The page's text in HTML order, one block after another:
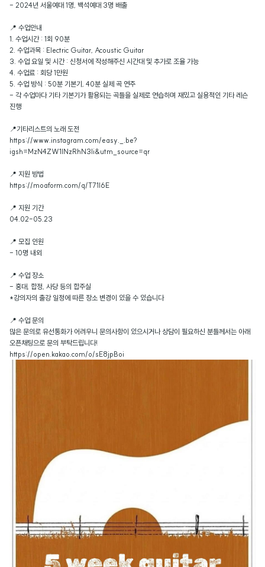
- 2024년 서울예대 1명, 백석예대 3명 배출
📍 수업안내
1. 수업시간 : 1회 90분
2. 수업과목 : Electric Guitar, Acoustic Guitar
3. 수업 요일 및 시간 : 신청서에 작성해주신 시간대 및 추가로 조율 가능
4. 수업료 : 회당 1만원
5. 수업 방식 : 50분 기본기, 40분 실제 곡 연주
- 각 수업마다 기타 기본기가 활용되는 곡들을 실제로 연습하며 재밌고 실용적인 기타 레슨
진행
📍기타리스트의 노래 도전
https://www.instagram.com/easy._.be?
igsh=MzN4ZW1lNzRhN3li&utm_source=qr
📍 지원 방법
https://moaform.com/q/T71l6E
📍 지원 기간
04.02-05.23
📍 모집 인원
- 10명 내외
📍 수업 장소
- 홍대, 합정, 사당 등의 합주실
*강의자의 출강 일정에 따른 장소 변경이 있을 수 있습니다
📍 수업 문의
많은 문의로 유선통화가 어려우니 문의사항이 있으시거나 상담이 필요하신 분들께서는 아래
오픈채팅으로 문의 부탁드립니다!
https://open.kakao.com/o/sE8jpBoi